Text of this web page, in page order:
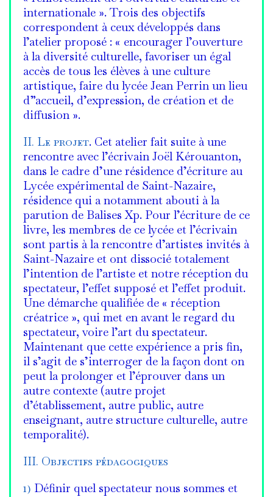
internationale ». Trois des objectifs
correspondent à ceux développés dans
l’atelier proposé : « encourager l’ouverture
à la diversité culturelle, favoriser un égal
accès de tous les élèves à une culture
artistique, faire du lycée Jean Perrin un lieu
d”accueil, d’expression, de création et de
diffusion ».
II. Le projet. Cet atelier fait suite à une
rencontre avec l’écrivain Joël Kérouanton,
dans le cadre d’une résidence d’écriture au
Lycée expérimental de Saint-Nazaire,
résidence qui a notamment abouti à la
parution de Balises Xp. Pour l’écriture de ce
livre, les membres de ce lycée et l’écrivain
sont partis à la rencontre d’artistes invités à
Saint-Nazaire et ont dissocié totalement
l’intention de l’artiste et notre réception du
spectateur, l’effet supposé et l’effet produit.
Une démarche qualifiée de « réception
créatrice », qui met en avant le regard du
spectateur, voire l’art du spectateur.
Maintenant que cette expérience a pris fin,
il s’agit de s’interroger de la façon dont on
peut la prolonger et l’éprouver dans un
autre contexte (autre projet
d’établissement, autre public, autre
enseignant, autre structure culturelle, autre
temporalité).
III. Objectifs pédagogiques
1) Définir quel spectateur nous sommes et